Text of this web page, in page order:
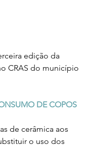
edição da
CRAS do município
DE COPOS
de cerâmica aos
o uso dos